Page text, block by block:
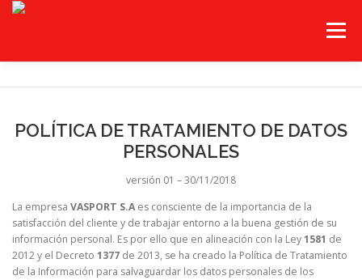
Saltar
Menú
CONTÁCTENOS
POLÍTICA DE TRATAMIENTO DE DATOS
PERSONALES
versión 01 – 30/11/2018
La empresa VASPORT S.Aes consciente de la importancia de la
satisfacción del cliente y de trabajar entorno a la buena gestión de su
información personal. Es por ello que en alineación con la Ley1581 de
2012 y el Decreto 1377 de 2013, se ha creado la Política de Tratamiento
de la Información para salvaguardar los datos personales de los